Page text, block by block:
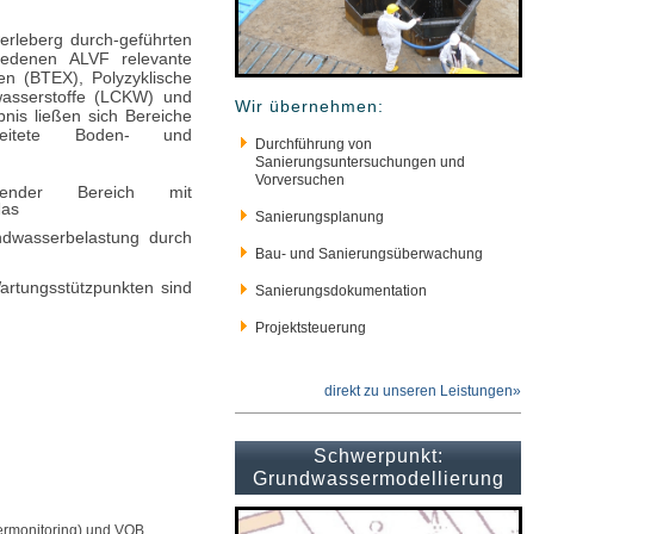
durch-geführten
ALVF relevante
(BTEX), Polyzyklische
(LCKW) und
ließen sich Bereiche
Boden- und
Bereich mit
durch
sind
und VOB
Wir übernehmen:
Durchführung von
Sanierungsuntersuchungen und
Vorversuchen
Sanierungsplanung
Bau- und Sanierungsüberwachung
Sanierungsdokumentation
Projektsteuerung
direkt zu unseren Leistungen»
Schwerpunkt:
Grundwassermodellierung